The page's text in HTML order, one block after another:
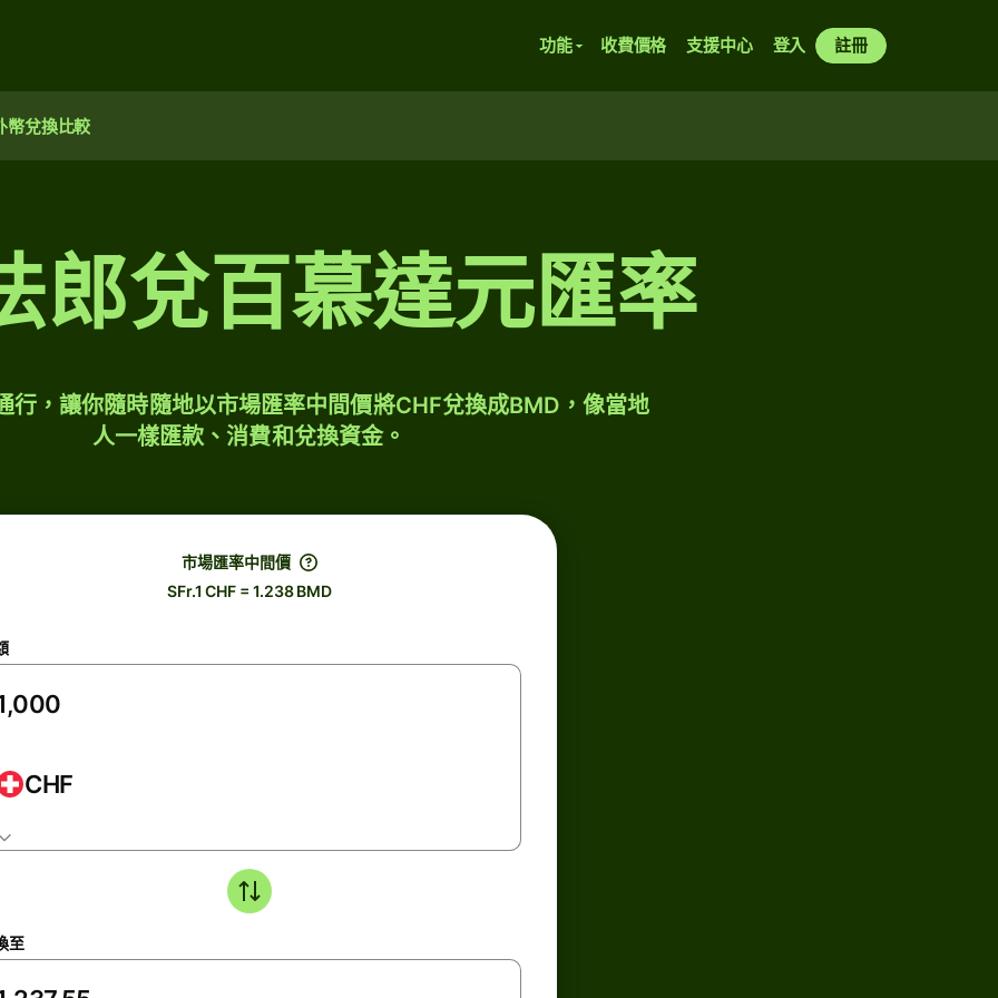
功能 收費價格 支援中心 登入 註冊
幣兌換比較
郎兌百慕達元匯率
行，讓你隨時隨地以市場匯率中間價將CHF兌換成BMD，像當地
人一樣匯款、消費和兌換資金。
市場匯率中間價
SFr.1 CHF = 1.238 BMD
CHF
至